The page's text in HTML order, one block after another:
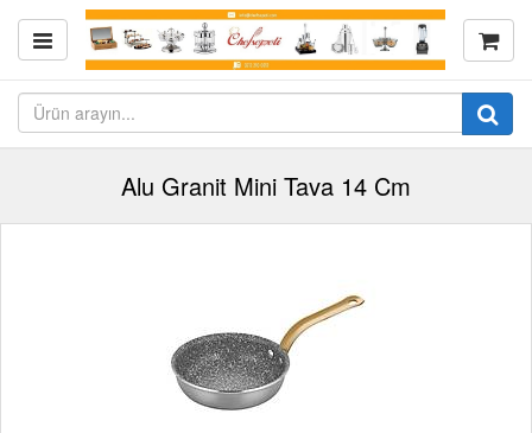
Alu Granit Mini Tava 14 Cm